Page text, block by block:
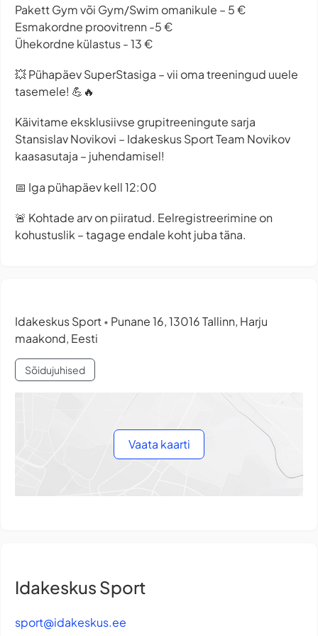
Pakett Gym või Gym/Swim omanikule – 5 €
Esmakordne proovitrenn -5 €
Ühekordne külastus - 13 €
💥 Pühapäev SuperStasiga – vii oma treeningud uuele
tasemele! 💪🔥
Käivitame eksklusiivse grupitreeningute sarja
Stansislav Novikovi – Idakeskus Sport Team Novikov
kaasasutaja – juhendamisel!
📅 Iga pühapäev kell 12:00
🚨 Kohtade arv on piiratud. Eelregistreerimine on
kohustuslik – tagage endale koht juba täna.
Idakeskus Sport • Punane 16, 13016 Tallinn, Harju
maakond, Eesti
Sõidujuhised
Vaata kaarti
Idakeskus Sport
sport@idakeskus.ee